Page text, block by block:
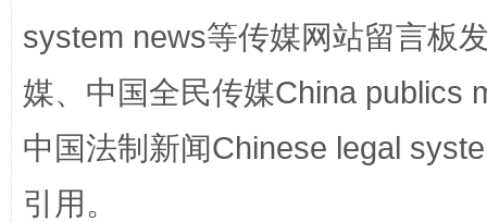
站台名比不上好声名
system news等传媒网站留言板
媒、中国全民传媒China publics
中国法制新闻Chinese legal
引用。